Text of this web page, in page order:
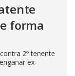
forma
2º tenente
ex-